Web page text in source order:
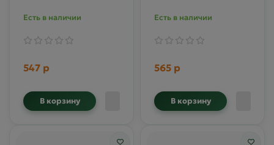
Есть в наличии
547 р
В корзину
Есть в наличии
565 р
В корзину